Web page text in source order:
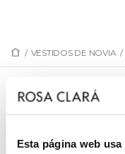
Esta página web
/ VESTIDOS DE NOVIA /
71T03PEIN00
metal, con adornos